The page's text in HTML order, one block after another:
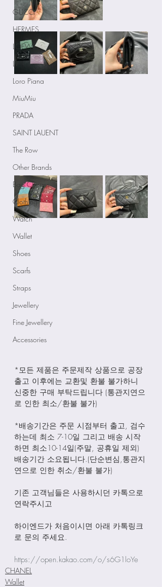
GUCCI
HERMES
LOEWE
LV
Loro Piana
MiuMiu
PRADA
SAINT LAUENT
The Row
Other Brands
Bag Charms
Clothing
Watch
Wallet
Shoes
Scarfs
Straps
Jewellery
Fine Jewellery
Accessories
*모든 제품은 주문제작 상품으로 공장
출고 이후에는 교환및 환불 불가하니
신중한 구매 부탁드립니다 (통관지연으
로 인한 최소/환불 불가)
*배송기간은 주문 시점부터 출고, 검수
하는데 최소 7-10일 그리고 배송 시작
하면 최소10-14일(주말, 공휴일 제외)
배송기간 소요됩니다.(단순변심,통관지
연으로 인한 취소/환불 불가)
기존 고객님들은 사용하시던 카톡으로
연락주시고
하이엔드가 처음이시면 아래 카톡링크
로 문의 주세요.
https://open.kakao.com/o/s6G1loYe
CHANEL
Wallet